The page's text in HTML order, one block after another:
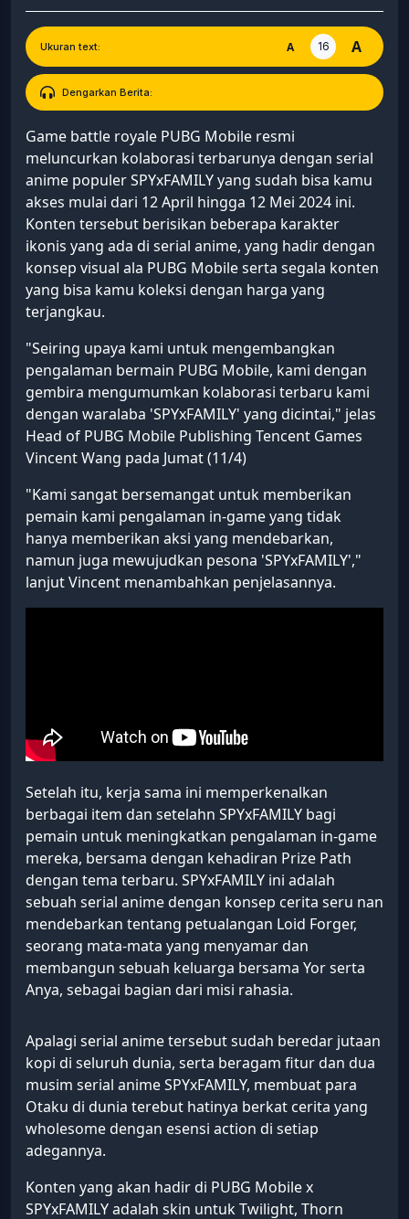
Ukuran text: A 16 A
Dengarkan Berita:
Game battle royale PUBG Mobile resmi
meluncurkan kolaborasi terbarunya dengan serial
anime populer SPYxFAMILY yang sudah bisa kamu
akses mulai dari 12 April hingga 12 Mei 2024 ini.
Konten tersebut berisikan beberapa karakter
ikonis yang ada di serial anime, yang hadir dengan
konsep visual ala PUBG Mobile serta segala konten
yang bisa kamu koleksi dengan harga yang
terjangkau.
"Seiring upaya kami untuk mengembangkan
pengalaman bermain PUBG Mobile, kami dengan
gembira mengumumkan kolaborasi terbaru kami
dengan waralaba 'SPYxFAMILY' yang dicintai," jelas
Head of PUBG Mobile Publishing Tencent Games
Vincent Wang pada Jumat (11/4)
"Kami sangat bersemangat untuk memberikan
pemain kami pengalaman in-game yang tidak
hanya memberikan aksi yang mendebarkan,
namun juga mewujudkan pesona 'SPYxFAMILY',"
lanjut Vincent menambahkan penjelasannya.
Setelah itu, kerja sama ini memperkenalkan
berbagai item dan setelahn SPYxFAMILY bagi
pemain untuk meningkatkan pengalaman in-game
mereka, bersama dengan kehadiran Prize Path
dengan tema terbaru. SPYxFAMILY ini adalah
sebuah serial anime dengan konsep cerita seru nan
mendebarkan tentang petualangan Loid Forger,
seorang mata-mata yang menyamar dan
membangun sebuah keluarga bersama Yor serta
Anya, sebagai bagian dari misi rahasia.
Apalagi serial anime tersebut sudah beredar jutaan
kopi di seluruh dunia, serta beragam fitur dan dua
musim serial anime SPYxFAMILY, membuat para
Otaku di dunia terebut hatinya berkat cerita yang
wholesome dengan esensi action di setiap
adegannya.
Konten yang akan hadir di PUBG Mobile x
SPYxFAMILY adalah skin untuk Twilight, Thorn